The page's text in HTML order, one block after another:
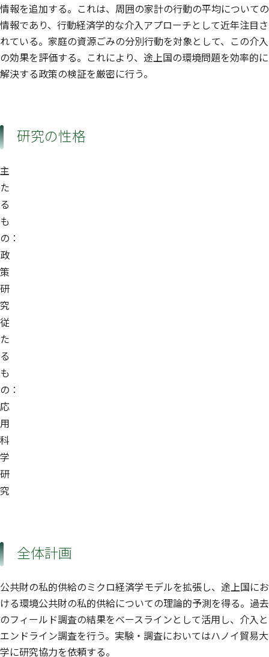
情報を追加する。これは、周囲の家計の行動の平均についての
情報であり、行動経済学的な介入アプローチとして近年注目さ
れている。家庭の資源ごみの分別行動を対象として、この介入
の効果を評価する。これにより、途上国の環境問題を効率的に
解決する政策の検証を厳密に行う。
研究の性格
主
た
る
も
の：
政
策
研
究
従
た
る
も
の：
応
用
科
学
研
究
全体計画
公共財の私的供給のミクロ経済学モデルを拡張し、途上国にお
ける環境公共財の私的供給についての理論的予測を得る。過去
のフィールド調査の結果をベースラインとして活用し、介入と
エンドライン調査を行う。実験・調査においてはハノイ貿易大
学に研究協力を依頼する。